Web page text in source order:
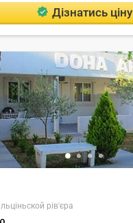
Дізнатись ціну
рів'єра